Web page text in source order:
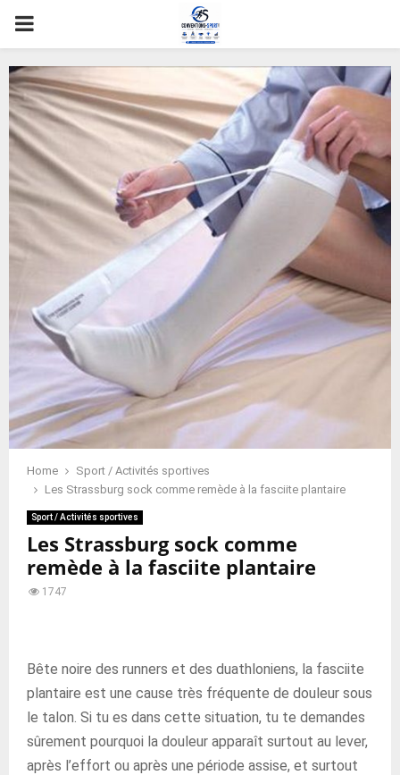
PRIMARY
MENU
Home
Sport / Activités sportives
Les Strassburg sock comme remède à la fasciite plantaire
Sport / Activités sportives
Les Strassburg sock comme
remède à la fasciite plantaire
1747
Bête noire des runners et des duathloniens, la fasciite
plantaire est une cause très fréquente de douleur sous
le talon. Si tu es dans cette situation, tu te demandes
sûrement pourquoi la douleur apparaît surtout au lever,
après l’effort ou après une période assise, et surtout